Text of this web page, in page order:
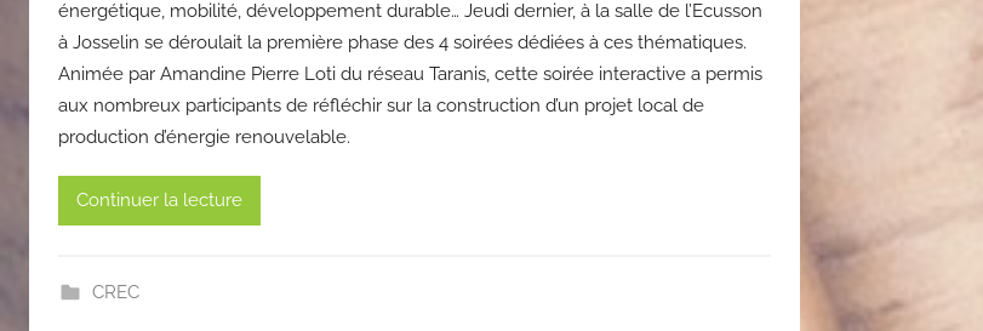
énergétique, mobilité, développement durable… Jeudi dernier, à la salle de l’Ecusson
à Josselin se déroulait la première phase des 4 soirées dédiées à ces thématiques.
Animée par Amandine Pierre Loti du réseau Taranis, cette soirée interactive a permis
aux nombreux participants de réfléchir sur la construction d’un projet local de
production d’énergie renouvelable.
Continuer la lecture
CREC